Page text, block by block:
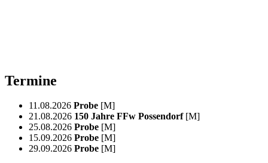
Termine
11.08.2026 Probe [M]
21.08.2026 150 Jahre FFw Possendorf [M]
25.08.2026 Probe [M]
15.09.2026 Probe [M]
29.09.2026 Probe [M]